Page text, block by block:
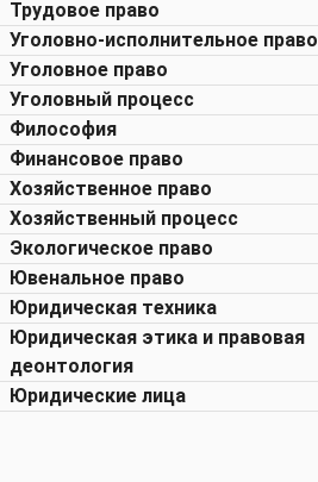
Трудовое право
Уголовно-исполнительное право
Уголовное право
Уголовный процесс
Философия
Финансовое право
Хозяйственное право
Хозяйственный процесс
Экологическое право
Ювенальное право
Юридическая техника
Юридическая этика и правовая
деонтология
Юридические лица